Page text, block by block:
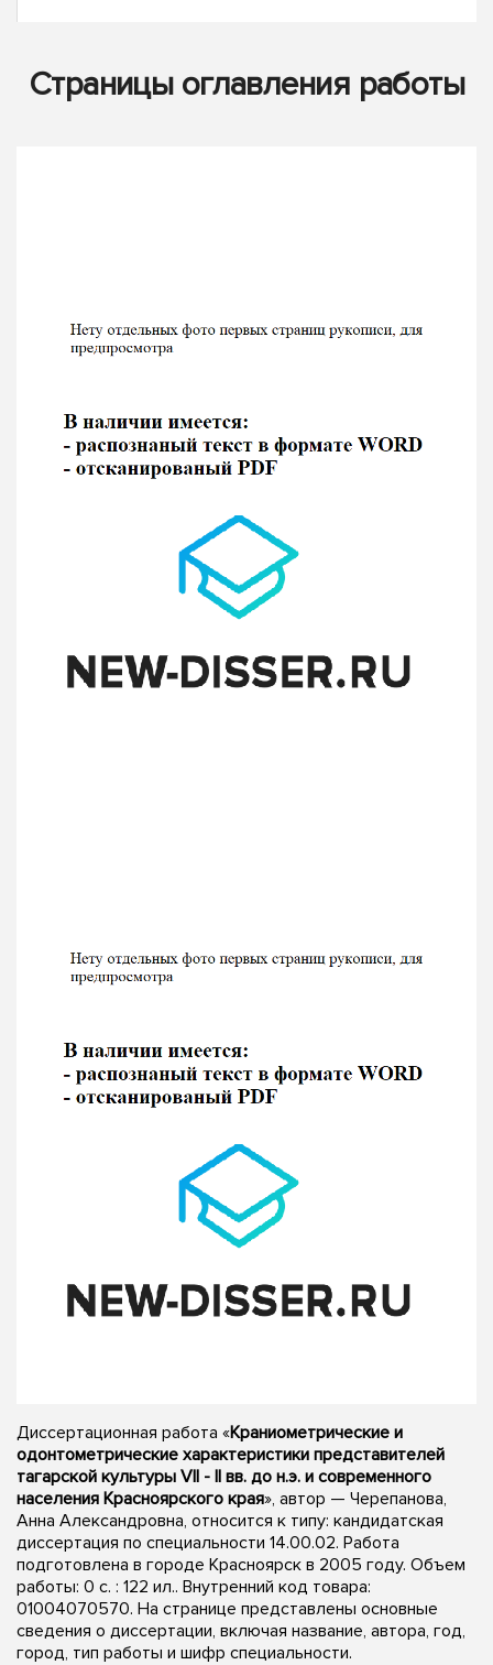
Страницы оглавления работы
Диссертационная работа «Краниометрические и
одонтометрические характеристики представителей
тагарской культуры VII - II вв. до н.э. и современного
населения Красноярского края», автор — Черепанова,
Анна Александровна, относится к типу: кандидатская
диссертация по специальности 14.00.02. Работа
подготовлена в городе Красноярск в 2005 году. Объем
работы: 0 с. : 122 ил.. Внутренний код товара:
01004070570. На странице представлены основные
сведения о диссертации, включая название, автора, год,
город, тип работы и шифр специальности.